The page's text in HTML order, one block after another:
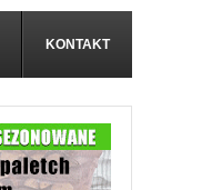
KONTAKT